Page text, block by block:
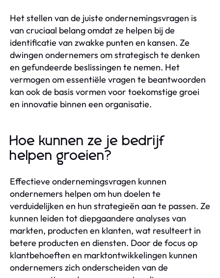
Het stellen van de juiste ondernemingsvragen is
van cruciaal belang omdat ze helpen bij de
identificatie van zwakke punten en kansen. Ze
dwingen ondernemers om strategisch te denken
en gefundeerde beslissingen te nemen. Het
vermogen om essentiële vragen te beantwoorden
kan ook de basis vormen voor toekomstige groei
en innovatie binnen een organisatie.
Hoe kunnen ze je bedrijf
helpen groeien?
Effectieve ondernemingsvragen kunnen
ondernemers helpen om hun doelen te
verduidelijken en hun strategieën aan te passen. Ze
kunnen leiden tot diepgaandere analyses van
markten, producten en klanten, wat resulteert in
betere producten en diensten. Door de focus op
klantbehoeften en marktontwikkelingen kunnen
ondernemers zich onderscheiden van de